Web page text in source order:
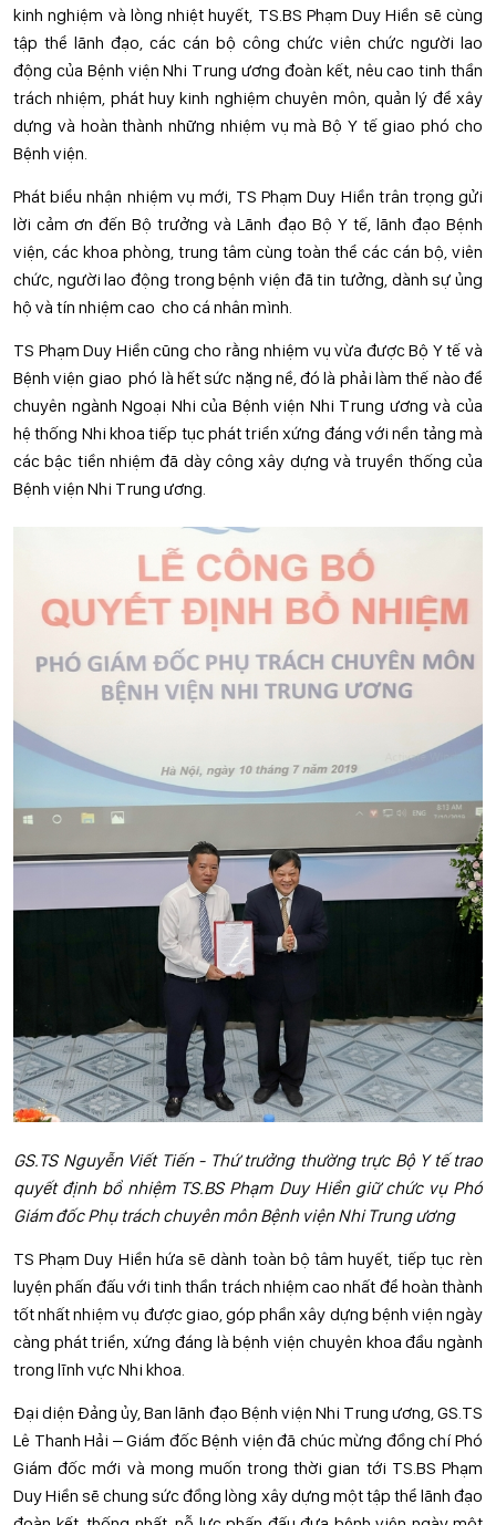
kinh nghiệm và lòng nhiệt huyết, TS.BS Phạm Duy Hiền sẽ cùng
tập thể lãnh đạo, các cán bộ công chức viên chức người lao
động của Bệnh viện Nhi Trung ương đoàn kết, nêu cao tinh thần
trách nhiệm, phát huy kinh nghiệm chuyên môn, quản lý để xây
dựng và hoàn thành những nhiệm vụ mà Bộ Y tế giao phó cho
Bệnh viện.
Phát biểu nhận nhiệm vụ mới, TS Phạm Duy Hiền trân trọng gửi
lời cảm ơn đến Bộ trưởng và Lãnh đạo Bộ Y tế, lãnh đạo Bệnh
viện, các khoa phòng, trung tâm cùng toàn thể các cán bộ, viên
chức, người lao động trong bệnh viện đã tin tưởng, dành sự ủng
hộ và tín nhiệm cao cho cá nhân mình.
TS Phạm Duy Hiền cũng cho rằng nhiệm vụ vừa được Bộ Y tế và
Bệnh viện giao phó là hết sức nặng nề, đó là phải làm thế nào để
chuyên ngành Ngoại Nhi của Bệnh viện Nhi Trung ương và của
hệ thống Nhi khoa tiếp tục phát triển xứng đáng với nền tảng mà
các bậc tiền nhiệm đã dày công xây dựng và truyền thống của
Bệnh viện Nhi Trung ương.
GS.TS Nguyễn Viết Tiến - Thứ trưởng thường trực Bộ Y tế trao
quyết định bổ nhiệm TS.BS Phạm Duy Hiền giữ chức vụ Phó
Giám đốc Phụ trách chuyên môn Bệnh viện Nhi Trung ương
TS Phạm Duy Hiền hứa sẽ dành toàn bộ tâm huyết, tiếp tục rèn
luyện phấn đấu với tinh thần trách nhiệm cao nhất để hoàn thành
tốt nhất nhiệm vụ được giao, góp phần xây dựng bệnh viện ngày
càng phát triển, xứng đáng là bệnh viện chuyên khoa đầu ngành
trong lĩnh vực Nhi khoa.
Đại diện Đảng ủy, Ban lãnh đạo Bệnh viện Nhi Trung ương, GS.TS
Lê Thanh Hải – Giám đốc Bệnh viện đã chúc mừng đồng chí Phó
Giám đốc mới và mong muốn trong thời gian tới TS.BS Phạm
Duy Hiền sẽ chung sức đồng lòng xây dựng một tập thể lãnh đạo